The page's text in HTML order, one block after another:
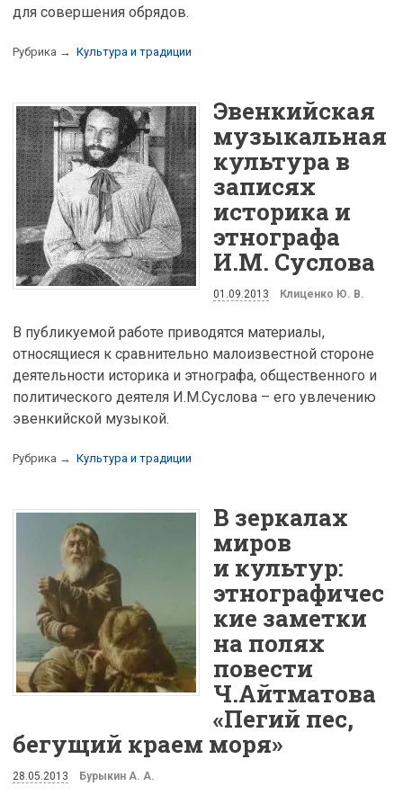
для совершения обрядов.
Рубрика → Культура и традиции
Эвенкийская
музыкальная
культура в
записях
историка и
этнографа
И.М. Суслова
01.09.2013 Клиценко Ю. В.
В публикуемой работе приводятся материалы,
относящиеся к сравнительно малоизвестной стороне
деятельности историка и этнографа, общественного и
политического деятеля И.М.Суслова – его увлечению
эвенкийской музыкой.
Рубрика → Культура и традиции
В зеркалах
миров
и культур:
этнографичес
кие заметки
на полях
повести
Ч.Айтматова
«Пегий пес,
бегущий краем моря»
28.05.2013 Бурыкин А. А.